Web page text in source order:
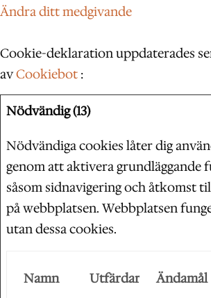
Ändra ditt medgivande
Cookie-deklaration uppdaterades
avCookiebot :
Nödvändig (13)
Nödvändiga cookies låter dig
genom att aktivera grundläggande
såsom sidnavigering och åtkomst
på webbplatsen. Webbplatsen
utan dessa cookies.
Namn Utfärdare Ändamål